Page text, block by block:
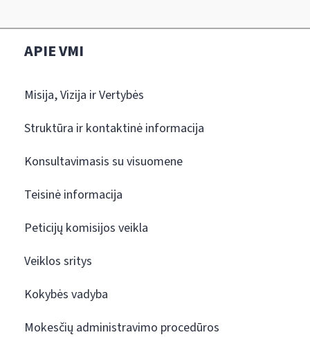
APIE VMI
Misija, Vizija ir Vertybės
Struktūra ir kontaktinė informacija
Konsultavimasis su visuomene
Teisinė informacija
Peticijų komisijos veikla
Veiklos sritys
Kokybės vadyba
Mokesčių administravimo procedūros